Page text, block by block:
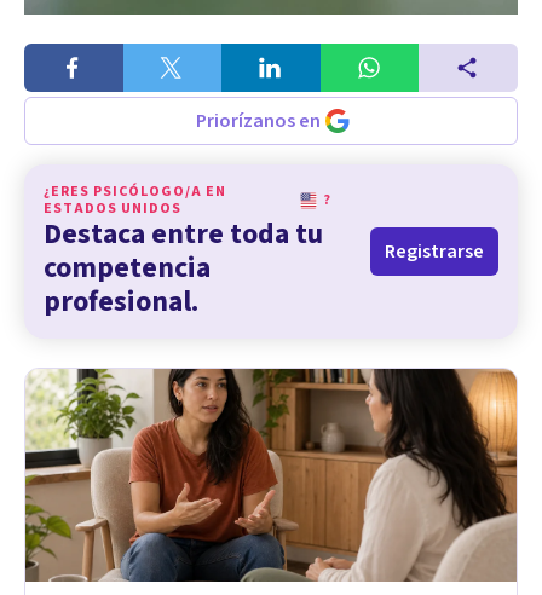
Priorízanos en
¿ERES PSICÓLOGO/A EN
ESTADOS UNIDOS
?
Destaca entre toda tu
competencia
profesional.
Registrarse